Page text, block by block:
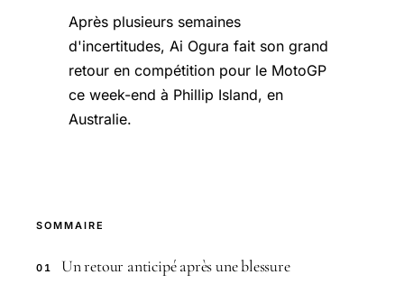
Après plusieurs semaines
d'incertitudes, Ai Ogura fait son grand
retour en compétition pour le MotoGP
ce week-end à Phillip Island, en
Australie.
SOMMAIRE
01 Un retour anticipé après une blessure